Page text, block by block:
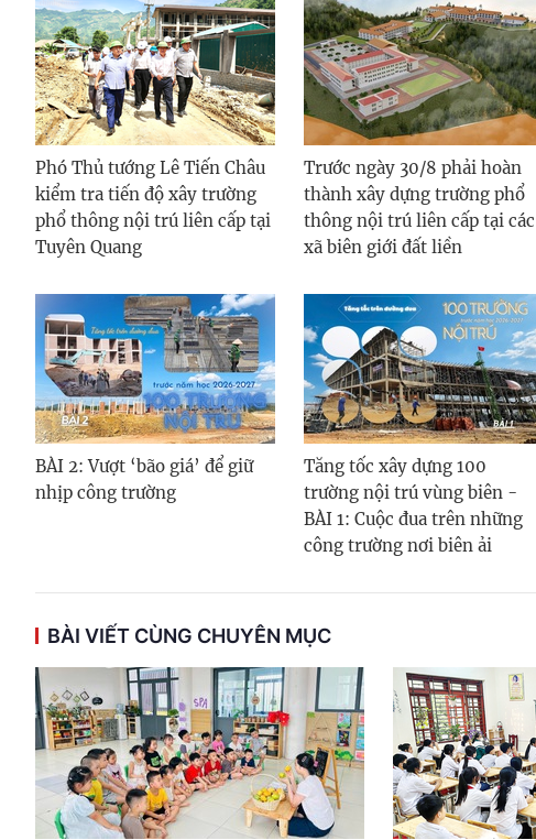
Phó Thủ tướng Lê Tiến Châu
kiểm tra tiến độ xây trường
phổ thông nội trú liên cấp tại
Tuyên Quang
Trước ngày 30/8 phải hoàn
thành xây dựng trường phổ
thông nội trú liên cấp tại các
xã biên giới đất liền
BÀI 2: Vượt ‘bão giá’ để giữ
nhịp công trường
Tăng tốc xây dựng 100
trường nội trú vùng biên -
BÀI 1: Cuộc đua trên những
công trường nơi biên ải
BÀI VIẾT CÙNG CHUYÊN MỤC